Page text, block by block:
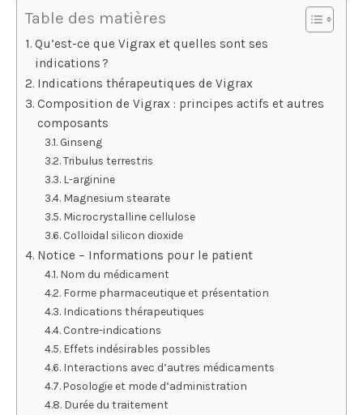
Table des matières
Qu’est-ce que Vigrax et quelles sont ses
indications ?
Indications thérapeutiques de Vigrax
Composition de Vigrax : principes actifs et autres
composants
Ginseng
Tribulus terrestris
L-arginine
Magnesium stearate
Microcrystalline cellulose
Colloidal silicon dioxide
Notice – Informations pour le patient
Nom du médicament
Forme pharmaceutique et présentation
Indications thérapeutiques
Contre-indications
Effets indésirables possibles
Interactions avec d’autres médicaments
Posologie et mode d’administration
Durée du traitement